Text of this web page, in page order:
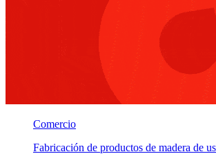
Comercio
Fabricación de productos de madera de